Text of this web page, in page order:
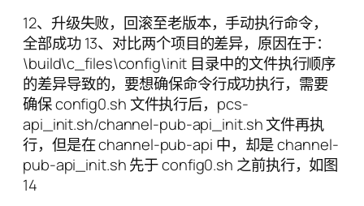
12、升级失败，回滚至老版本，手动执行命令，
全部成功 13、对比两个项目的差异，原因在于：
\build\c_files\config\init 目录中的文件执行顺序
的差异导致的，要想确保命令行成功执行，需要
确保 config0.sh 文件执行后，pcs-
api_init.sh/channel-pub-api_init.sh 文件再执
行，但是在 channel-pub-api 中，却是 channel-
pub-api_init.sh 先于 config0.sh 之前执行，如图
14